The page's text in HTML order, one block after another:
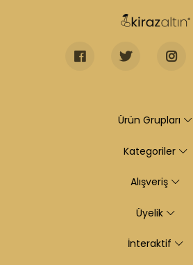
Ürün Grupları
Kategoriler
Alışveriş
Üyelik
İnteraktif